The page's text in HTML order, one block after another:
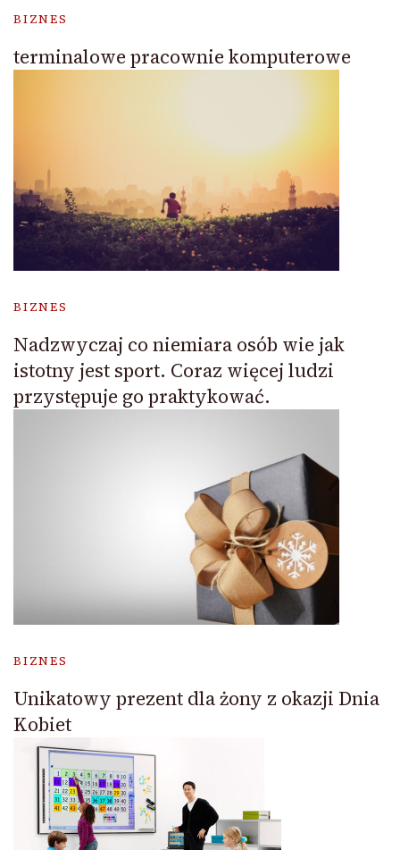
BIZNES
terminalowe pracownie komputerowe
BIZNES
Nadzwyczaj co niemiara osób wie jak
istotny jest sport. Coraz więcej ludzi
przystępuje go praktykować.
BIZNES
Unikatowy prezent dla żony z okazji Dnia
Kobiet